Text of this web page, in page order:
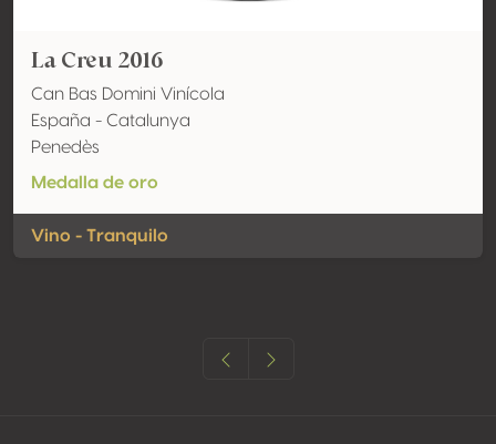
La Creu 2016
Can Bas Domini Vinícola
España - Catalunya
Penedès
Medalla de oro
Vino - Tranquilo